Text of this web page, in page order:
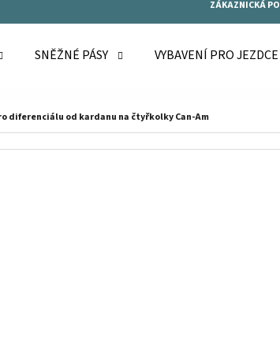
ZÁKAZNICKÁ
SNĚŽNÉ PÁSY VYBAVENÍ PRO JEZDCE
diferenciálu od kardanu na čtyřkolky Can-Am